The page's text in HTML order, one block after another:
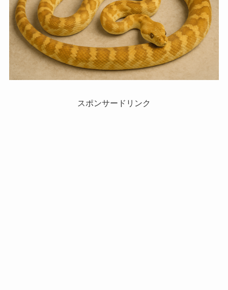
スポンサードリンク